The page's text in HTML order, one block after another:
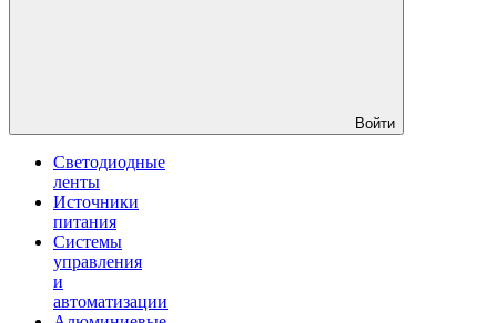
Войти
Светодиодные
ленты
Источники
питания
Системы
управления
и
автоматизации